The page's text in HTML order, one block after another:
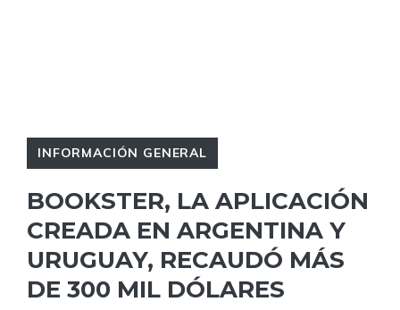
INFORMACIÓN GENERAL
BOOKSTER, LA APLICACIÓN
CREADA EN ARGENTINA Y
URUGUAY, RECAUDÓ MÁS
DE 300 MIL DÓLARES